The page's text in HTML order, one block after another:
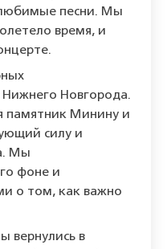
песни. Мы
время, и
Нижнего Новгорода.
памятник Минину и
силу и
Мы
фоне и
о том, как важно
вернулись в